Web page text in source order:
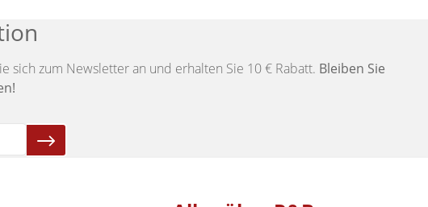
zum Newsletter an und erhalten Sie 10 € Rabatt. Bleiben Sie